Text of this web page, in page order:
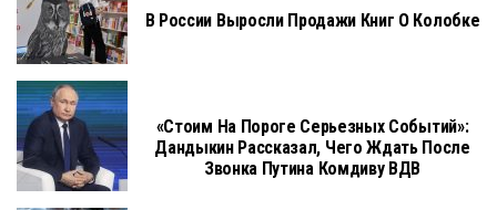
В России Выросли Продажи Книг О Колобке
«Стоим На Пороге Серьезных Событий»:
Дандыкин Рассказал, Чего Ждать После
Звонка Путина Комдиву ВДВ